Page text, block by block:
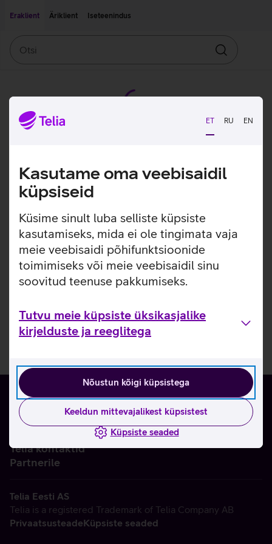
ET RU EN
Kasutame oma veebisaidil
küpsiseid
Küsime sinult luba selliste küpsiste
kasutamiseks, mida ei ole tingimata vaja
meie veebisaidi põhifunktsioonide
toimimiseks või meie veebisaidil sinu
soovitud teenuse pakkumiseks.
Tutvu meie küpsiste üksikasjalike
kirjelduste ja reeglitega
Nõustun kõigi küpsistega
Keeldun mittevajalikest küpsistest
Küpsiste seaded
Eraklient
Äriklient Iseteenindus
Otsin
Telia kontaktid
Partnerile
Telia Eesti AS
Telia is a registered Trademark of Telia Company AB
PrivaatsusteadeKüpsiste seaded